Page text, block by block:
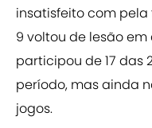
insatisfeito com
9 voltou de lesão
participou de 17 das
período, mas ainda
jogos.